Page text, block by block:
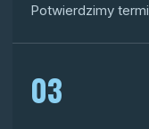
Potwierdzimy
03